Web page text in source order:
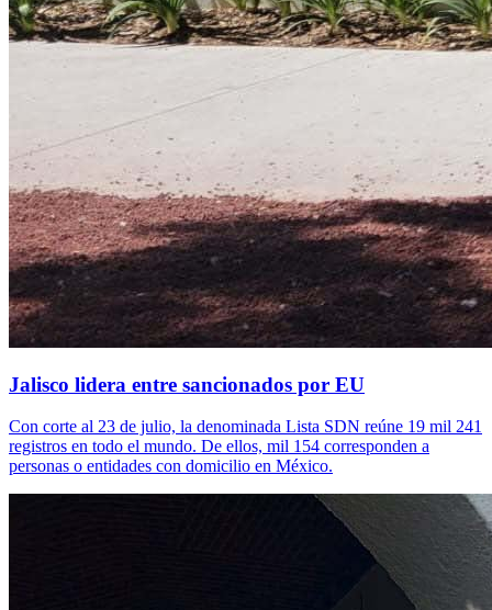
Jalisco lidera entre sancionados por EU
Con corte al 23 de julio, la denominada Lista SDN reúne 19 mil 241
registros en todo el mundo. De ellos, mil 154 corresponden a
personas o entidades con domicilio en México.